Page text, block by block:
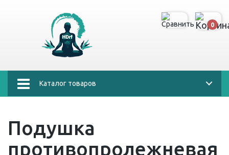
0
Каталог товаров
Подушка
противопролежневая